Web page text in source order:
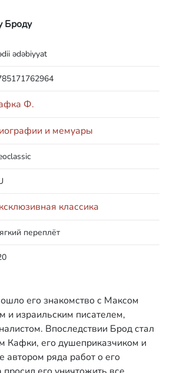
Броду
ədəbiyyat
Ф.
и мемуары
классика
переплёт
его знакомство с Максом
израильским писателем,
Впоследствии Брод стал
Кафки, его душеприказчиком и
автором ряда работ о его